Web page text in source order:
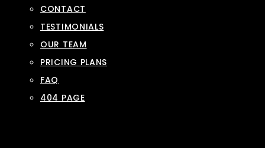
CONTACT
TESTIMONIALS
OUR TEAM
PRICING PLANS
FAQ
404 PAGE